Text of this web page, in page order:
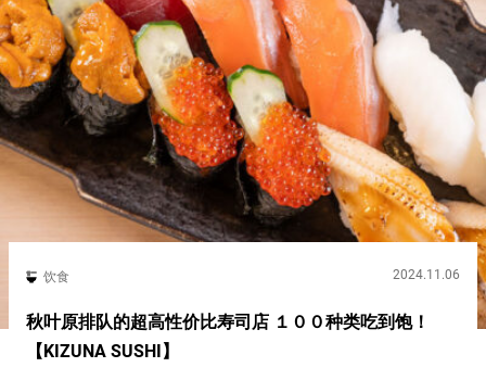
饮食 2024.11.06
秋叶原排队的超高性价比寿司店 １００种类吃到饱！
【KIZUNA SUSHI】